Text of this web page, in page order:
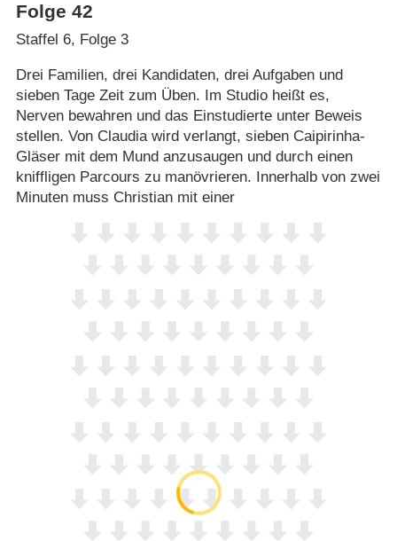
Folge 42
Staffel 6, Folge 3
Drei Familien, drei Kandidaten, drei Aufgaben und
sieben Tage Zeit zum Üben. Im Studio heißt es,
Nerven bewahren und das Einstudierte unter Beweis
stellen. Von Claudia wird verlangt, sieben Caipirinha-
Gläser mit dem Mund anzusaugen und durch einen
kniffligen Parcours zu manövrieren. Innerhalb von zwei
Minuten muss Christian mit einer